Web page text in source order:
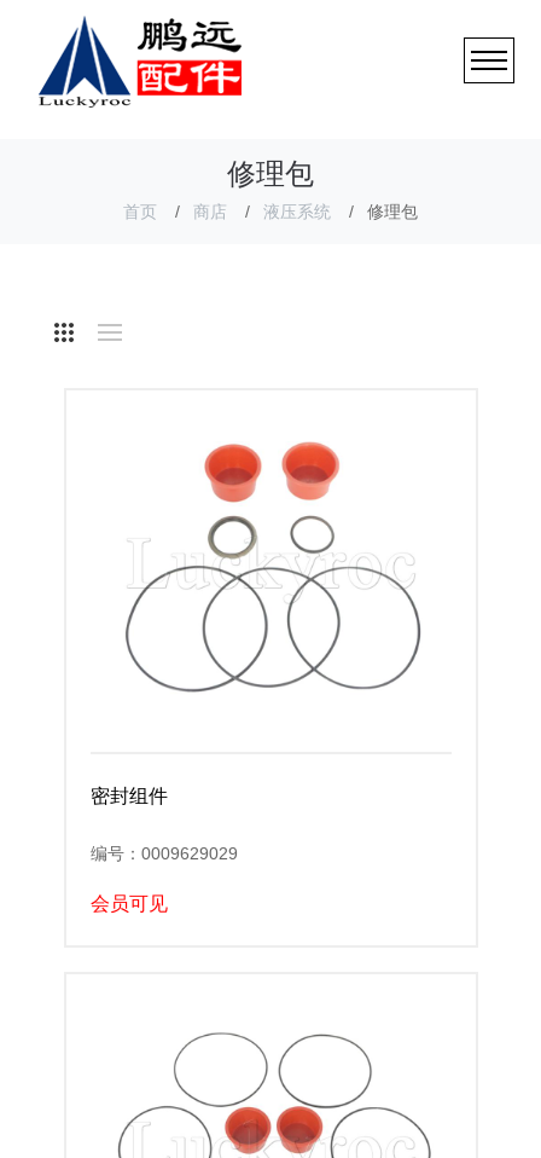
修理包
首页 商店 液压系统 修理包
密封组件
编号：0009629029
会员可见